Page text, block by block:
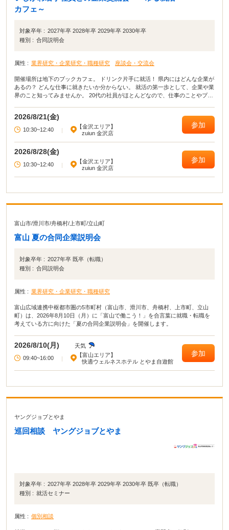
カフェ～
対象卒年 : 2027年卒 2028年卒 2029年卒 2030年卒
種別 : 合同説明会
属性 : 業界研究・企業研究・職種研究 座談会・交流会
開催場所は地下のブックカフェ。 ドリンク片手に就活！ 県内にはどんな企業が
あるの？ どんな仕事に就きたいか分からない。 就活の第一歩として、企業や業
界のこと知ってみませんか。 20代の社員がほとんどなので、仕事のことやプラ
2026/8/21(金)
10:30~12:40 |
【金沢エリア】
zuiun 金沢店
参加
2026/8/28(金)
10:30~12:40 |
【金沢エリア】
zuiun 金沢店
参加
富山市/滑川市/舟橋村/ 上市町/立山町
富山 夏の合同企業説明会
対象卒年 : 2027年卒 既卒（転職）
種別 : 合同説明会
属性 : 業界研究・企業研究・職種研究
富山広域連携中枢都市圏の5市町村（富山市、滑川市、舟橋村、上市町、立山
町）は、2026年8月10日（月）に「富山で働こう！」を合言葉に就職・転職を
考えている方に向けた「夏の合同企業説明会」を開催します。
2026/8/10(月)
天気
09:40~16:00
|
【富山エリア】
快適ウェルネスホテル とやま自遊館
参加
ヤングジョブとやま
巡回相談 ヤングジョブとやま
対象卒年 : 2027年卒 2028年卒 2029年卒 2030年卒 既卒（転職）
種別 : 就活セミナー
属性 : 個別相談